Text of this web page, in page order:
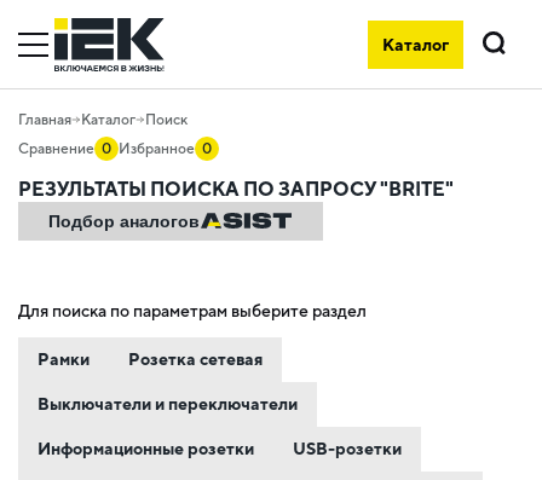
Каталог
Brite
Главная Каталог
Поиск
Сравнение 0 Избранное 0
РЕЗУЛЬТАТЫ ПОИСКА ПО ЗАПРОСУ "BRITE"
Подбор аналогов
Для поиска по параметрам выберите раздел
Рамки Розетка сетевая
Выключатели и переключатели
Информационные розетки USB-розетки